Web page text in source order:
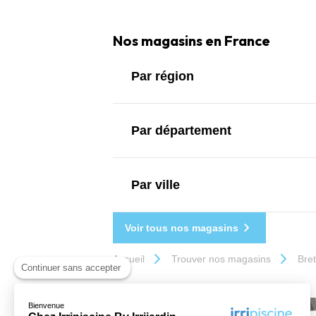
Continuer sans accepter
Bienvenue
Nos magasins en France
Par région
Par département
Par ville
Voir tous nos magasins
Accueil Trouver nos magasins